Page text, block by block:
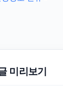
미리보기